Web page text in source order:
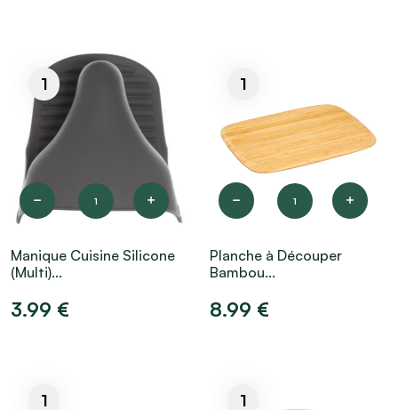
1
1
Manique Cuisine Silicone
(Multi)...
3.99 €
1
1
Planche à Découper
Bambou...
8.99 €
1 1